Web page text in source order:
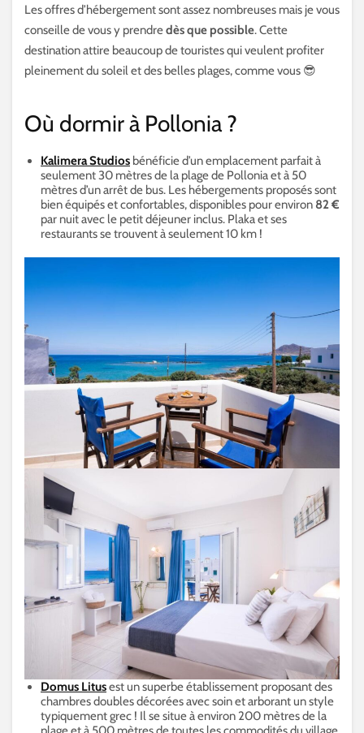
Les offres d’hébergement sont assez nombreuses mais je vous
conseille de vous y prendredès que possible. Cette
destination attire beaucoup de touristes qui veulent profiter
pleinement du soleil et des belles plages, comme vous 😎
Où dormir à Pollonia ?
Kalimera Studios bénéficie d’un emplacement parfait à
seulement 30 mètres de la plage de Pollonia et à 50
mètres d’un arrêt de bus. Les hébergements proposés sont
bien équipés et confortables, disponibles pour environ 82 €
par nuit avec le petit déjeuner inclus. Plaka et ses
restaurants se trouvent à seulement 10 km !
Domus Litusest un superbe établissement proposant des
chambres doubles décorées avec soin et arborant un style
typiquement grec ! Il se situe à environ 200 mètres de la